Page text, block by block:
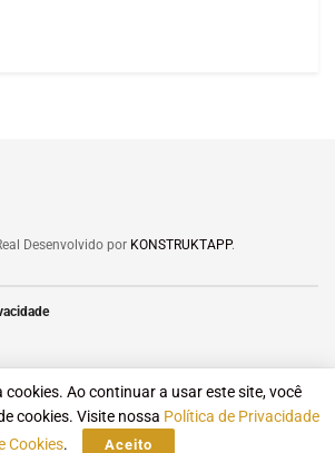
Desenvolvido por KONSTRUKTAPP.
cookies. Ao continuar a usar este site, você
cookies. Visite nossa Política de Privacidade
Cookies. Aceito